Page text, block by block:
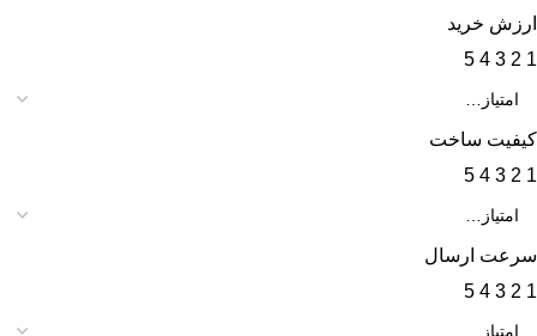
ارزش خرید
1
2
3
4
5
کیفیت ساخت
1
2
3
4
5
سرعت ارسال
1
2
3
4
5